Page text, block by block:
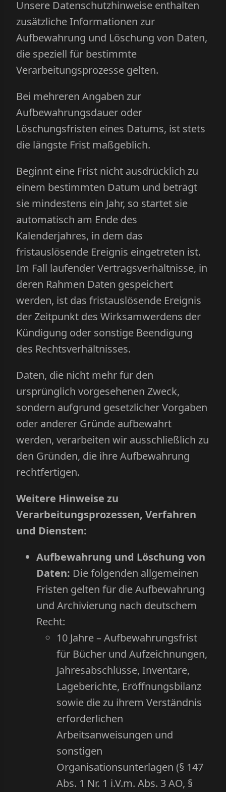
Unsere Datenschutzhinweise enthalten
zusätzliche Informationen zur
Aufbewahrung und Löschung von Daten,
die speziell für bestimmte
Verarbeitungsprozesse gelten.
Bei mehreren Angaben zur
Aufbewahrungsdauer oder
Löschungsfristen eines Datums, ist stets
die längste Frist maßgeblich.
Beginnt eine Frist nicht ausdrücklich zu
einem bestimmten Datum und beträgt
sie mindestens ein Jahr, so startet sie
automatisch am Ende des
Kalenderjahres, in dem das
fristauslösende Ereignis eingetreten ist.
Im Fall laufender Vertragsverhältnisse, in
deren Rahmen Daten gespeichert
werden, ist das fristauslösende Ereignis
der Zeitpunkt des Wirksamwerdens der
Kündigung oder sonstige Beendigung
des Rechtsverhältnisses.
Daten, die nicht mehr für den
ursprünglich vorgesehenen Zweck,
sondern aufgrund gesetzlicher Vorgaben
oder anderer Gründe aufbewahrt
werden, verarbeiten wir ausschließlich zu
den Gründen, die ihre Aufbewahrung
rechtfertigen.
Weitere Hinweise zu
Verarbeitungsprozessen, Verfahren
und Diensten:
Aufbewahrung und Löschung von
Daten: Die folgenden allgemeinen
Fristen gelten für die Aufbewahrung
und Archivierung nach deutschem
Recht:
10 Jahre – Aufbewahrungsfrist
für Bücher und Aufzeichnungen,
Jahresabschlüsse, Inventare,
Lageberichte, Eröffnungsbilanz
sowie die zu ihrem Verständnis
erforderlichen
Arbeitsanweisungen und
sonstigen
Organisationsunterlagen (§ 147
Abs. 1 Nr. 1 i.V.m. Abs. 3 AO, §